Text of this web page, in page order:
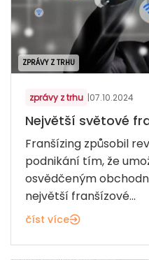
ZPRÁVY Z TRHU
zprávy z trhu |07.10.2024
Největší světové
Franšízing způsobil
podnikání tím, že
osvědčeným
největší franšízové...
číst více